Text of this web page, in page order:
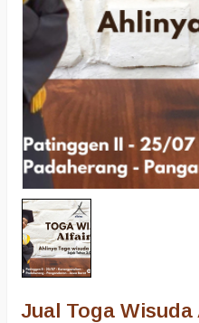
Jual Toga Wisuda